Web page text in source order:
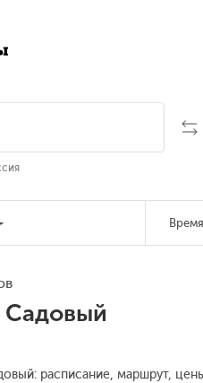
расписание, маршрут,